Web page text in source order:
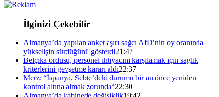
İlginizi Çekebilir
Almanya’da yapılan anket aşırı sağcı AfD’nin oy oranında
yükselişin sürdüğünü gösterdi21:47
Belçika ordusu, personel ihtiyacını karşılamak için sağlık
kriterlerini gevşetme kararı aldı22:37
Merz: “İspanya, Sebte’deki durumu bir an önce yeniden
kontrol altına almak zorunda“22:30